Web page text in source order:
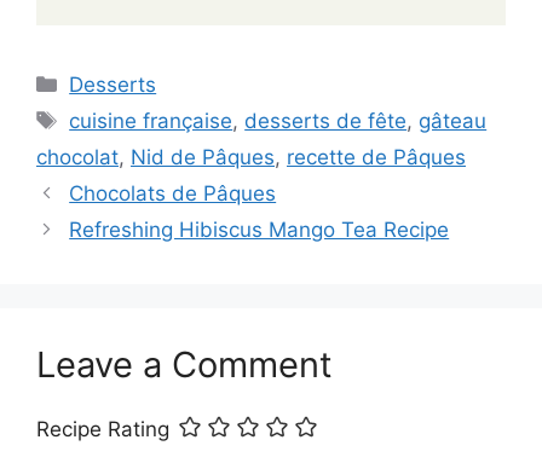
Categories
Desserts
Tags
cuisine française, desserts de fête, gâteau
chocolat, Nid de Pâques, recette de Pâques
Chocolats de Pâques
Refreshing Hibiscus Mango Tea Recipe
Leave a Comment
Recipe Rating